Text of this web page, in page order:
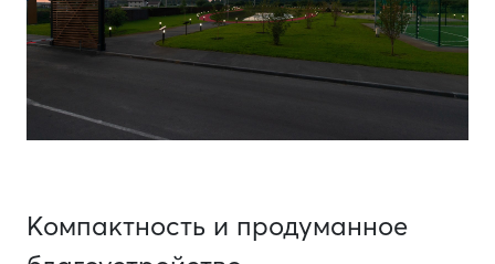
Компактность и продуманное